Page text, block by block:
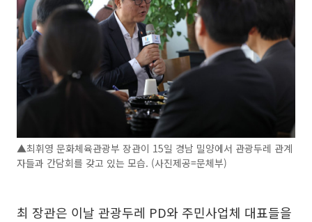
▲최휘영 문화체육관광부 장관이 15일 경남 밀양에서 관광두레 관계
자들과 간담회를 갖고 있는 모습. (사진제공=문체부)
최 장관은 이날 관광두레 PD와 주민사업체 대표들을